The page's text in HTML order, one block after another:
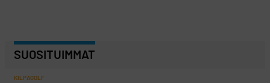
SUOSITUIMMAT
KILPAGOLF